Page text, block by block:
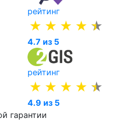
рейтинг
4.7 из 5
рейтинг
4.9 из 5
гарантии